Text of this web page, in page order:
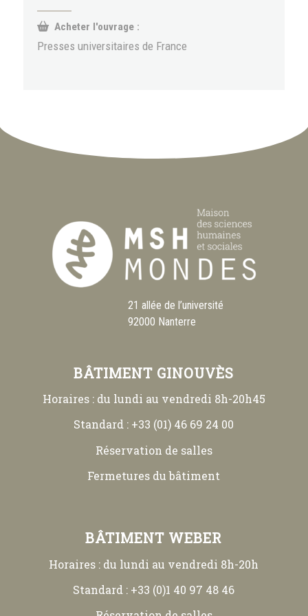
Acheter l'ouvrage :
Presses universitaires de France
21 allée de l’université
92000 Nanterre
BÂTIMENT GINOUVÈS
Horaires : du lundi au vendredi 8h-20h45
Standard : +33 (01) 46 69 24 00
Réservation de salles
Fermetures du bâtiment
BÂTIMENT WEBER
Horaires : du lundi au vendredi 8h-20h
Standard : +33 (0)1 40 97 48 46